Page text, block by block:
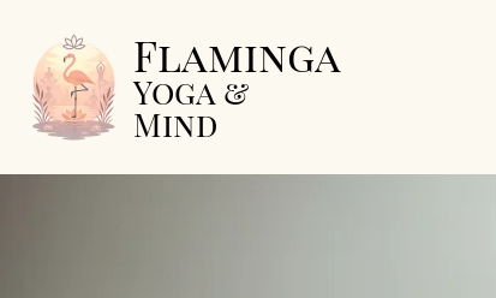
Flaminga
Yoga &
Mind